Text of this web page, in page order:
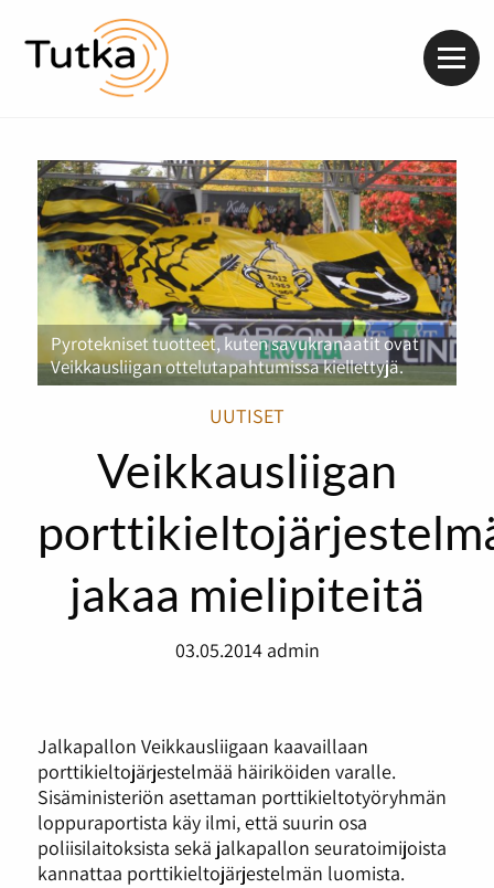
Pyrotekniset tuotteet, kuten savukranaatit ovat
Veikkausliigan ottelutapahtumissa kiellettyjä.
UUTISET
Veikkausliigan
jakaa mielipiteitä
03.05.2014 admin
Jalkapallon Veikkausliigaan kaavaillaan
porttikieltojärjestelmää häiriköiden varalle.
Sisäministeriön asettaman porttikieltotyöryhmän
loppuraportista käy ilmi, että suurin osa
poliisilaitoksista sekä jalkapallon seuratoimijoista
kannattaa porttikieltojärjestelmän luomista.